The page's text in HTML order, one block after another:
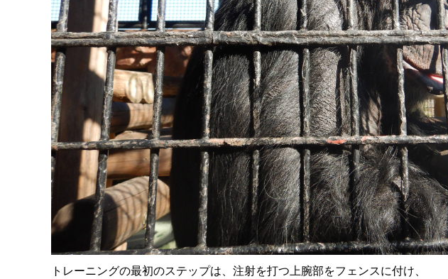
トレーニングの最初のステップは、注射を打つ上腕部をフェンスに付け、